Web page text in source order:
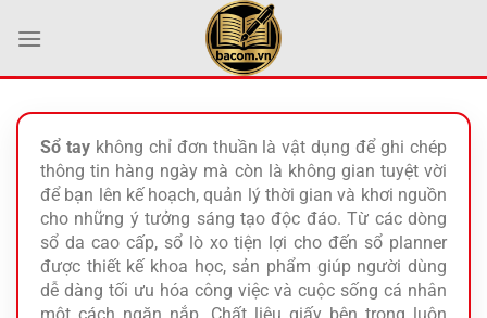
qua
Sổ taykhông chỉ đơn thuần là vật dụng để ghi chép
thông tin hàng ngày mà còn là không gian tuyệt vời
để bạn lên kế hoạch, quản lý thời gian và khơi nguồn
cho những ý tưởng sáng tạo độc đáo. Từ các dòng
sổ da cao cấp, sổ lò xo tiện lợi cho đến sổ planner
được thiết kế khoa học, sản phẩm giúp người dùng
dễ dàng tối ưu hóa công việc và cuộc sống cá nhân